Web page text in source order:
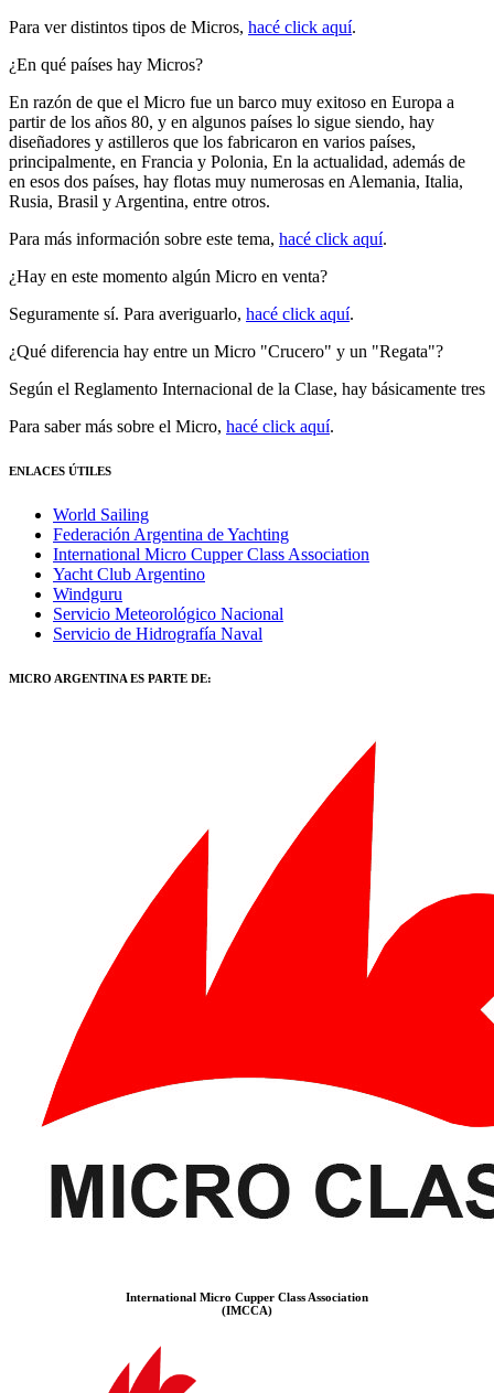
Para ver distintos tipos de Micros, hacé click aquí.
¿En qué países hay Micros?
En razón de que el Micro fue un barco muy exitoso en Europa a
partir de los años 80, y en algunos países lo sigue siendo, hay
diseñadores y astilleros que los fabricaron en varios países,
principalmente, en Francia y Polonia, En la actualidad, además de
en esos dos países, hay flotas muy numerosas en Alemania, Italia,
Rusia, Brasil y Argentina, entre otros.
Para más información sobre este tema, hacé click aquí.
¿Hay en este momento algún Micro en venta?
Seguramente sí. Para averiguarlo, hacé click aquí.
¿Qué diferencia hay entre un Micro "Crucero" y un "Regata"?
Según el Reglamento Internacional de la Clase, hay básicamente tres
Para saber más sobre el Micro, hacé click aquí.
ENLACES ÚTILES
World Sailing
Federación Argentina de Yachting
International Micro Cupper Class Association
Yacht Club Argentino
Windguru
Servicio Meteorológico Nacional
Servicio de Hidrografía Naval
MICRO ARGENTINA ES PARTE DE:
International Micro Cupper Class Association
(IMCCA)